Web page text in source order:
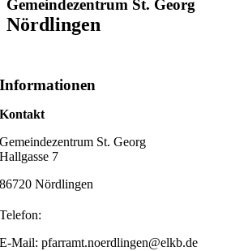
Gemeindezentrum St. Georg
Nördlingen
Informationen
Kontakt
Gemeindezentrum St. Georg
Hallgasse 7
86720 Nördlingen
Telefon:
E-Mail: pfarramt.noerdlingen@elkb.de